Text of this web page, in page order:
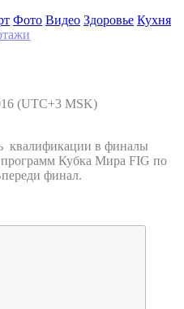
Фото Видео Здоровье Кухня
(UTC+3 MSK)
квалификации в финалы
Кубка Мира FIG по
финал.